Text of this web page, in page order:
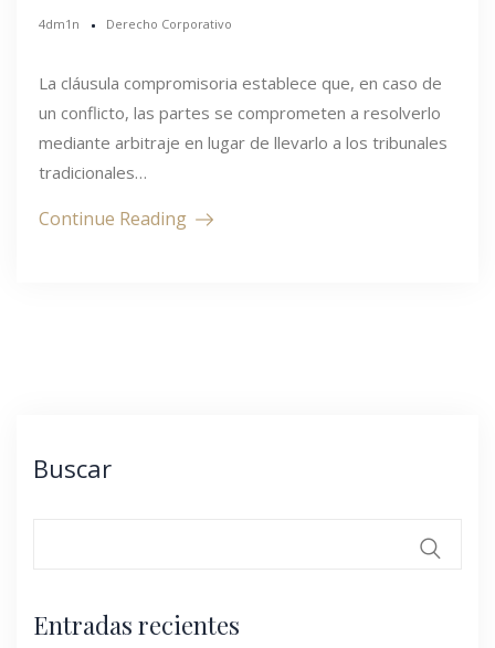
4dm1n Derecho Corporativo
La cláusula compromisoria establece que, en caso de
un conflicto, las partes se comprometen a resolverlo
mediante arbitraje en lugar de llevarlo a los tribunales
tradicionales…
Continue Reading
Buscar
Entradas recientes